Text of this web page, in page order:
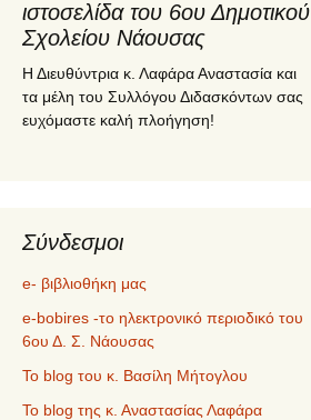
ιστοσελίδα του 6ου Δημοτικού
Σχολείου Νάουσας
Η Διευθύντρια κ. Λαφάρα Αναστασία και
τα μέλη του Συλλόγου Διδασκόντων σας
ευχόμαστε καλή πλοήγηση!
Σύνδεσμοι
e- βιβλιοθήκη μας
e-bobires -το ηλεκτρονικό περιοδικό του
6ου Δ. Σ. Νάουσας
To blog του κ. Βασίλη Μήτογλου
Το blog της κ. Αναστασίας Λαφάρα